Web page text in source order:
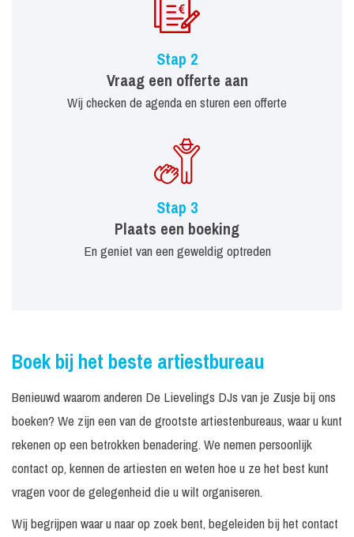
Stap 2
Vraag een offerte aan
Wij checken de agenda en sturen een offerte
Stap 3
Plaats een boeking
En geniet van een geweldig optreden
Boek bij het beste artiestbureau
Benieuwd waarom anderen De Lievelings DJs van je Zusje bij ons
boeken? We zijn een van de grootste artiestenbureaus, waar u kunt
rekenen op een betrokken benadering. We nemen persoonlijk
contact op, kennen de artiesten en weten hoe u ze het best kunt
vragen voor de gelegenheid die u wilt organiseren.
Wij begrijpen waar u naar op zoek bent, begeleiden bij het contact